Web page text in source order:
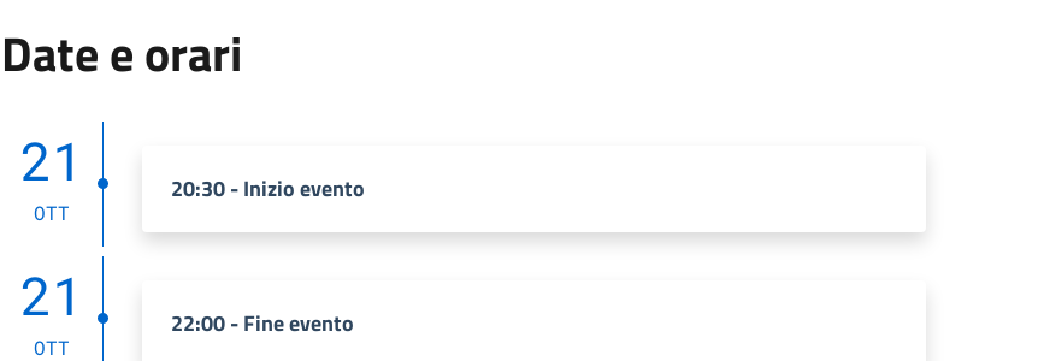
Date e orari
21
OTT
20:30 - Inizio evento
21
OTT
22:00 - Fine evento